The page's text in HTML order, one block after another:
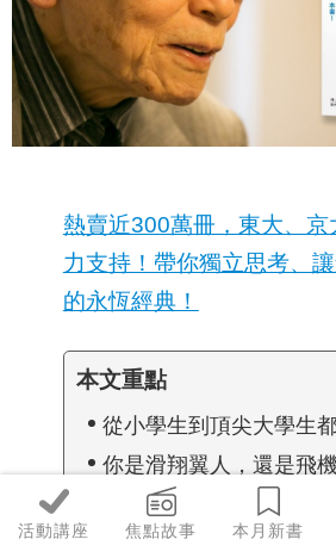
活動講座 焦點故事 本月新書
熱賣近300萬冊，東大、京
力支持！帶你獨立思考、
的永恆經典！
本文重點
從小學生到頂尖大學生
你是滑翔翼人，還是飛
成績優異的學生，卻沒
能力？